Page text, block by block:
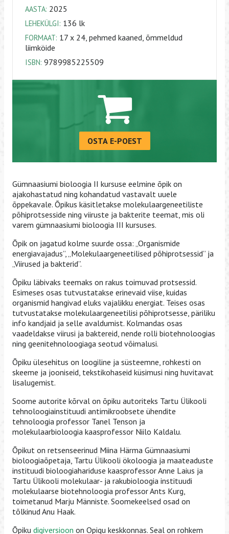
AASTA: 2025
LEHEKÜLGI: 136 lk
FORMAAT: 17 x 24, pehmed kaaned, õmmeldud
liimköide
ISBN: 9789985225509
OSTA E-POEST
Gümnaasiumi bioloogia II kursuse eelmine õpik on
ajakohastatud ning kohandatud vastavalt uuele
õppekavale. Õpikus käsitletakse molekulaargeneetiliste
põhiprotsesside ning viiruste ja bakterite teemat, mis oli
varem gümnaasiumi bioloogia III kursuses.
Õpik on jagatud kolme suurde ossa: „Organismide
energiavajadus”, „Molekulaargeneetilised põhiprotsessid” ja
„Viirused ja bakterid”.
Õpiku läbivaks teemaks on rakus toimuvad protsessid.
Esimeses osas tutvustatakse erinevaid viise, kuidas
organismid hangivad eluks vajalikku energiat. Teises osas
tutvustatakse molekulaargeneetilisi põhiprotsesse, päriliku
info kandjaid ja selle avaldumist. Kolmandas osas
vaadeldakse viirusi ja baktereid, nende rolli biotehnoloogias
ning geenitehnoloogiaga seotud võimalusi.
Õpiku ülesehitus on loogiline ja süsteemne, rohkesti on
skeeme ja jooniseid, tekstikohaseid küsimusi ning huvitavat
lisalugemist.
Soome autorite kõrval on õpiku autoriteks Tartu Ülikooli
tehnoloogiainstituudi antimikroobsete ühendite
tehnoloogia professor Tanel Tenson ja
molekulaarbioloogia kaasprofessor Niilo Kaldalu.
Õpikut on retsenseerinud Miina Härma Gümnaasiumi
bioloogiaõpetaja, Tartu Ülikooli ökoloogia ja maateaduste
instituudi bioloogiahariduse kaasprofessor Anne Laius ja
Tartu Ülikooli molekulaar- ja rakubioloogia instituudi
molekulaarse biotehnoloogia professor Ants Kurg,
toimetanud Marju Männiste. Soomekeelsed osad on
tõlkinud Anu Haak.
Õpiku digiversioon on Opiqu keskkonnas. Seal on rohkem